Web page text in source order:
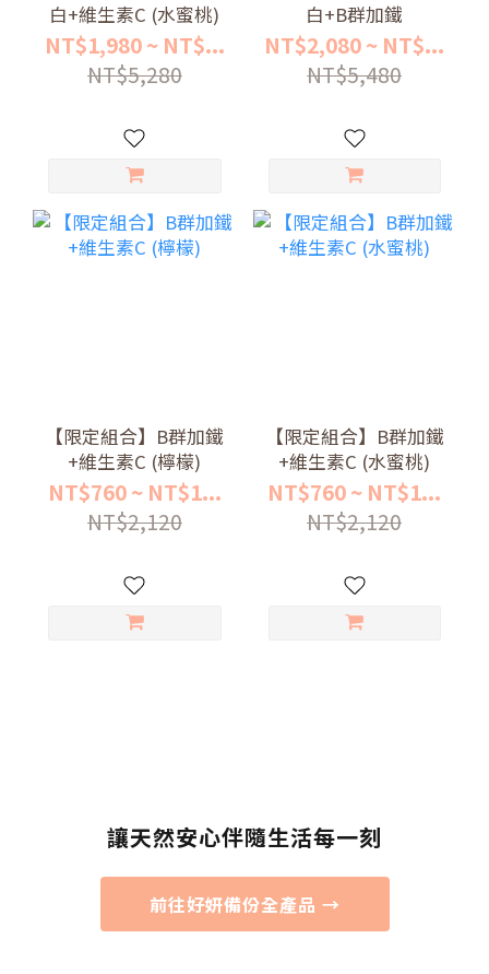
白+維生素C (水蜜桃)
NT$1,980 ~ NT$...
NT$5,280
白+B群加鐵
NT$2,080 ~ NT$...
NT$5,480
【限定組合】B群加鐵
+維生素C (檸檬)
NT$760 ~ NT$1...
NT$2,120
【限定組合】B群加鐵
+維生素C (水蜜桃)
NT$760 ~ NT$1...
NT$2,120
讓天然安心伴隨生活每一刻
前往好妍備份全產品 →